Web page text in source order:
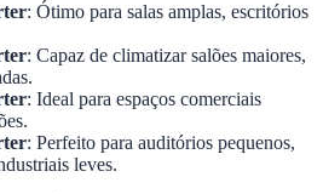
: Ótimo para salas amplas, escritórios
: Capaz de climatizar salões maiores,
: Ideal para espaços comerciais
: Perfeito para auditórios pequenos,
leves.